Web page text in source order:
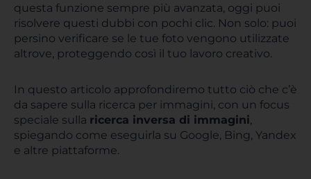
questa funzione sempre più avanzata, oggi puoi
risolvere questi dubbi con pochi clic. Non solo: puoi
persino verificare se le tue foto vengono utilizzate
altrove, proteggendo così il tuo lavoro creativo.
In questo articolo approfondiremo tutto ciò che c’è
da sapere sulla ricerca per immagini, con un focus
speciale sulla ricerca inversa di immagini,
spiegando come eseguirla su Google, Bing, Yandex
e altre piattaforme.